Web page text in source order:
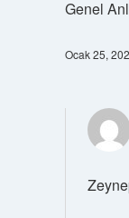
Genel
Ocak 25,